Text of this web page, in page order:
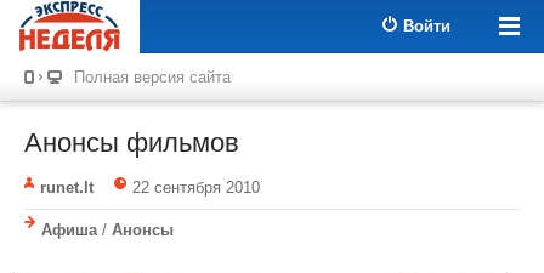
Войти
Полная версия сайта
Анонсы фильмов
runet.lt 22 сентября 2010
Афиша/ Анонсы